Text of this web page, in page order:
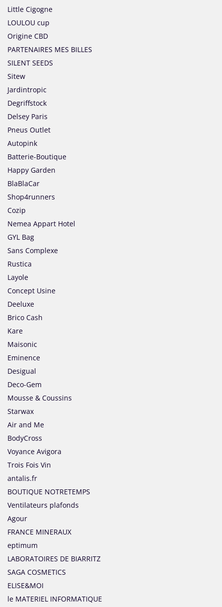
Little Cigogne
LOULOU cup
Origine CBD
PARTENAIRES MES BILLES
SILENT SEEDS
Sitew
Jardintropic
Degriffstock
Delsey Paris
Pneus Outlet
Autopink
Batterie-Boutique
Happy Garden
BlaBlaCar
Shop4runners
Cozip
Nemea Appart Hotel
GYL Bag
Sans Complexe
Rustica
Layole
Concept Usine
Deeluxe
Brico Cash
Kare
Maisonic
Eminence
Desigual
Deco-Gem
Mousse & Coussins
Starwax
Air and Me
BodyCross
Voyance Avigora
Trois Fois Vin
antalis.fr
BOUTIQUE NOTRETEMPS
Ventilateurs plafonds
Agour
FRANCE MINERAUX
eptimum
LABORATOIRES DE BIARRITZ
SAGA COSMETICS
ELISE&MOI
le MATERIEL INFORMATIQUE